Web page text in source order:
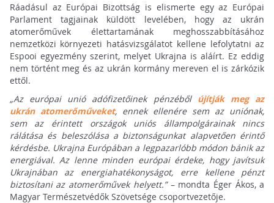
Ráadásul az Európai Bizottság is elismerte egy az Európai
Parlament tagjainak küldött levelében, hogy az ukrán
atomerőművek élettartamának meghosszabbításához
nemzetközi környezeti hatásvizsgálatot kellene lefolytatni az
Espooi egyezmény szerint, melyet Ukrajna is aláírt. Ez eddig
nem történt meg és az ukrán kormány mereven el is zárkózik
ettől.
„Az európai unió adófizetőinek pénzéből újítják meg az
ukrán atomerőműveket, ennek ellenére sem az uniónak,
sem az érintett országok uniós állampolgárainak nincs
rálátása és beleszólása a biztonságunkat alapvetően érintő
kérdésbe. Ukrajna Európában a legpazarlóbb módon bánik az
energiával. Az lenne minden európai érdeke, hogy javítsuk
Ukrajnában az energiahatékonyságot, erre kellene pénzt
biztosítani az atomerőművek helyett.”– mondta Éger Ákos, a
Magyar Természetvédők Szövetsége csoportvezetője.